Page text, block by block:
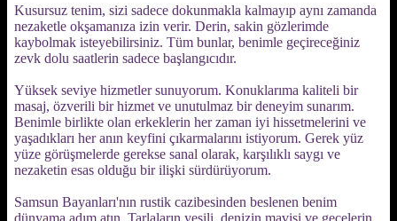
Kusursuz tenim, sizi sadece dokunmakla kalmayıp aynı zamanda
nezaketle okşamanıza izin verir. Derin, sakin gözlerimde
kaybolmak isteyebilirsiniz. Tüm bunlar, benimle geçireceğiniz
zevk dolu saatlerin sadece başlangıcıdır.
Yüksek seviye hizmetler sunuyorum. Konuklarıma kaliteli bir
masaj, özverili bir hizmet ve unutulmaz bir deneyim sunarım.
Benimle birlikte olan erkeklerin her zaman iyi hissetmelerini ve
yaşadıkları her anın keyfini çıkarmalarını istiyorum. Gerek yüz
yüze görüşmelerde gerekse sanal olarak, karşılıklı saygı ve
nezaketin esas olduğu bir ilişki sürdürüyorum.
Samsun Bayanları'nın rustik cazibesinden beslenen benim
dünyama adım atın. Tarlaların yeşili, denizin mavisi ve gecelerin